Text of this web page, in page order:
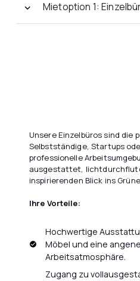
Mietoption 1:
Unsere Einzelbüros sind die
Selbstständige, Startups
professionelle
ausgestattet,
inspirierenden Blick ins
Ihre Vorteile:
Hochwertige
Möbel und eine
Arbeitsatmosphäre.
Zugang zu